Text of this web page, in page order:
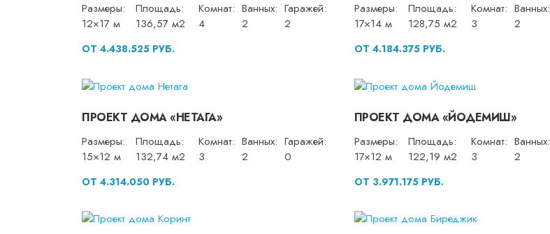
Размеры:
12×17 м
Площадь:
136,57 м2
Комнат:
4
Ванных:
2
Гаражей:
2
ОТ 4.438.525 РУБ.
Размеры:
17×14 м
Площадь:
128,75 м2
Комнат:
3
Ванных:
2
ОТ 4.184.375 РУБ.
ПРОЕКТ ДОМА «НЕТАГА»
Размеры:
15×12 м
Площадь:
132,74 м2
Комнат:
3
Ванных:
2
Гаражей:
0
ОТ 4.314.050 РУБ.
ПРОЕКТ ДОМА «ЙОДЕМИШ»
Размеры:
17×12 м
Площадь:
122,19 м2
Комнат:
3
Ванных:
2
ОТ 3.971.175 РУБ.